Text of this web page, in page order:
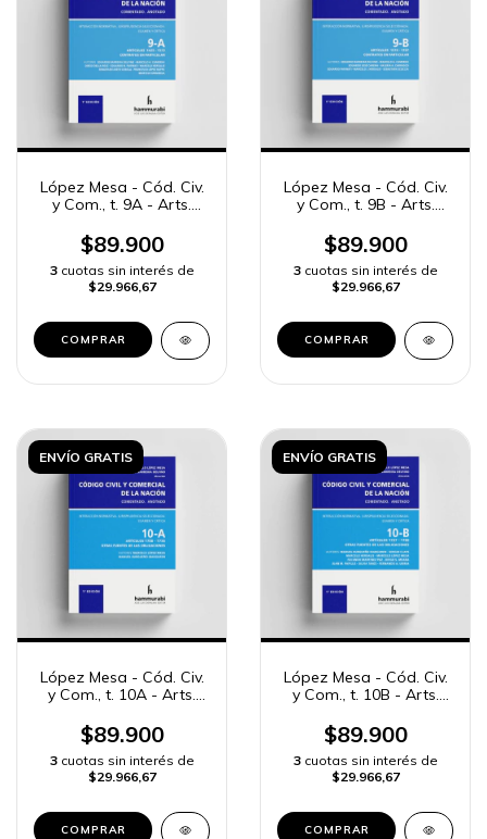
López Mesa - Cód. Civ.
y Com., t. 9A - Arts.
$89.900
3 cuotas sin interés de
$29.966,67
COMPRAR
López Mesa - Cód. Civ.
y Com., t. 9B - Arts.
$89.900
3 cuotas sin interés de
$29.966,67
COMPRAR
ENVÍO GRATIS
López Mesa - Cód. Civ.
y Com., t. 10A - Arts.
$89.900
3 cuotas sin interés de
$29.966,67
COMPRAR
ENVÍO GRATIS
López Mesa - Cód. Civ.
y Com., t. 10B - Arts.
$89.900
3 cuotas sin interés de
$29.966,67
COMPRAR